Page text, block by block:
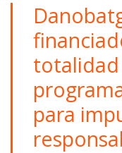
totalidad
para